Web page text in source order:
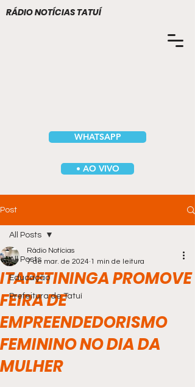
WHATSAPP
RÁDIO NOTÍCIAS TATUÍ
• AO VIVO
Post
All Posts
Educação
Prefeitura de Tatuí
All Posts
ITAPETININGA PROMOVE
FEIRA DE
EMPREENDEDORISMO
FEMININO NO DIA DA
MULHER
Rádio Notícias
7 de mar. de 2024 1 min de leitura